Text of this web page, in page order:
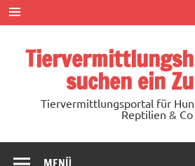
Zum
Inhalt
springen
suchen ein
Tiervermittlungsportal für
Reptilien & Co